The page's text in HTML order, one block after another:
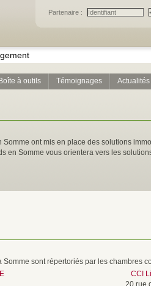
Partenaire :
Boîte à outils Témoignages Actualités
ont mis en place des solutions
en Somme vous orientera vers les
sont répertoriés par les chambres
CCI
20 rue